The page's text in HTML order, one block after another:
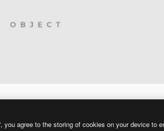
you agree to the storing of cookies on your device to